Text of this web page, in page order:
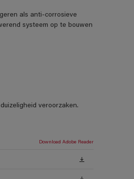
als anti-corrosieve
systeem op te bouwen
veroorzaken.
Download Adobe Reader